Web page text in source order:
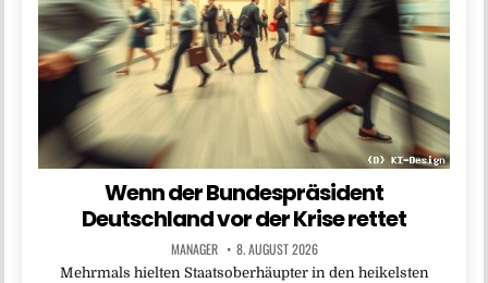
Wenn der Bundespräsident
Deutschland vor der Krise rettet
MANAGER 8. AUGUST 2026
Mehrmals hielten Staatsoberhäupter in den heikelsten